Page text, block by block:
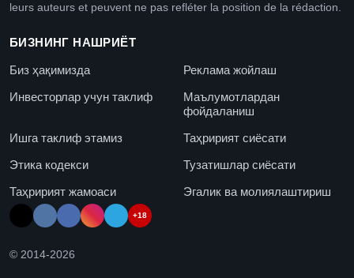
leurs auteurs et peuvent ne pas refléter la position de la rédaction.
БИЗНИНГ НАШРИЁТ
Биз ҳақимизда
Реклама жойлаш
Инвесторлар учун таклиф
Маълумотлардан
фойдаланиш
Ишга таклиф этамиз
Таҳририят сиёсати
Этика кодекси
Тузатишлар сиёсати
Таҳририят жамоаси
Эгалик ва молиялаштириш
+18
© 2014-2026